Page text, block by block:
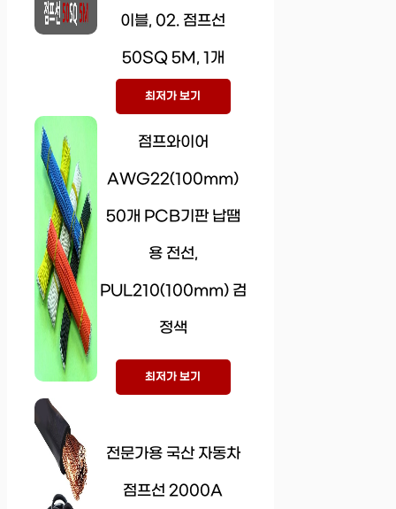
이블, 02. 점프선
50SQ 5M, 1개
최저가 보기
점프와이어
AWG22(100mm)
50개 PCB기판 납땜
용 전선,
PUL210(100mm) 검
정색
최저가 보기
전문가용 국산 자동차
점프선 2000A